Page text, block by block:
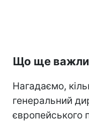
Що ще
Нагадаємо,
генеральний
європейського